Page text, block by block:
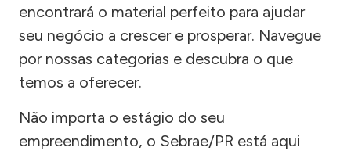
encontrará o material perfeito para ajudar
seu negócio a crescer e prosperar. Navegue
por nossas categorias e descubra o que
temos a oferecer.
Não importa o estágio do seu
empreendimento, o Sebrae/PR está aqui